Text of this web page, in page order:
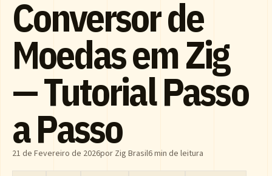
Conversor de
Moedas em Zig
— Tutorial Passo
a Passo
21 de Fevereiro de 2026por Zig Brasil6 min de leitura